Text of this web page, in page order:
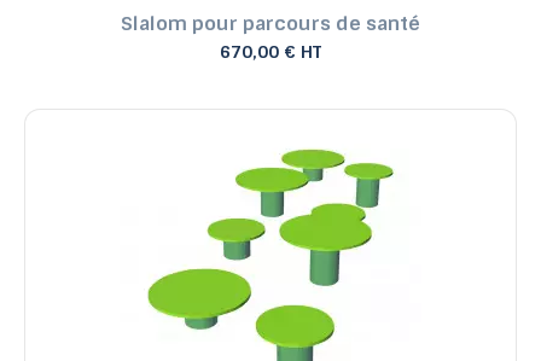
Slalom pour parcours de santé
670,00 € HT